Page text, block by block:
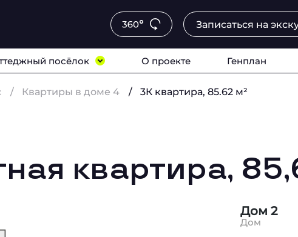
Записаться на
посёлок О проекте Генплан
Квартиры в доме 4 3К квартира, 85.62 м²
квартира,
Дом 2
Дом